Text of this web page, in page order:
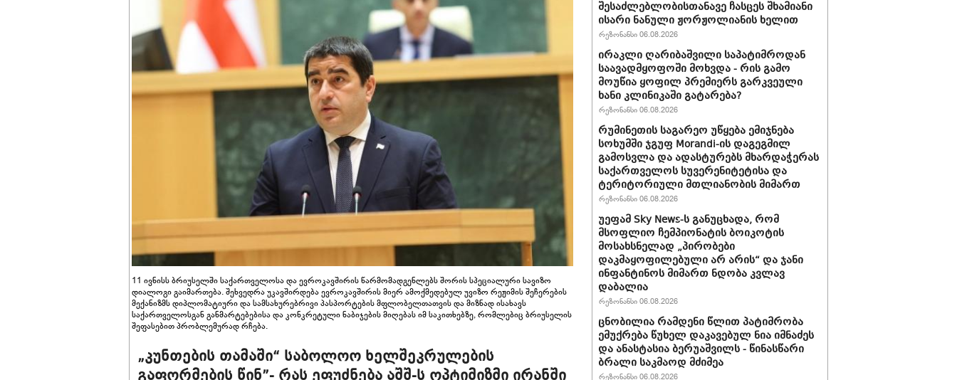
11 ივნისს ბრიუსელში საქართველოსა და ევროკავშირის წარმომადგენლებს შორის სპეციალური სავიზო
დიალოგი გაიმართება. შეხვედრა უკავშირდება ევროკავშირის მიერ ამოქმედებულ უვიზო რეჟიმის შეჩერების
მექანიზმს დიპლომატიური და სამსახურებრივი პასპორტების მფლობელთათვის და მიზნად ისახავს
საქართველოსგან განმარტებებისა და კონკრეტული ნაბიჯების მიღებას იმ საკითხებზე, რომლებიც ბრიუსელის
შეფასებით პრობლემურად რჩება.
„კუნთების თამაში“ საბოლოო ხელშეკრულების
გაფორმების წინ”- რას ეფუძნება აშშ-ს ოპტიმიზმი ირანში
შესაძლებლობისთანავე ჩასცეს შხამიანი
ისარი ნანული ჟორჟოლიანის ხელით
რეზონანსი 06.08.2026
ირაკლი ღარიბაშვილი საპატიმროდან
საავადმყოფოში მოხვდა - რის გამო
მოუწია ყოფილ პრემიერს გარკვეული
ხანი კლინიკაში გატარება?
რეზონანსი 06.08.2026
რუმინეთის საგარეო უწყება ემიჯნება
სოხუმში ჯგუფ Morandi-ის დაგეგმილ
გამოსვლა და ადასტურებს მხარდაჭერას
საქართველოს სუვერენიტეტისა და
ტერიტორიული მთლიანობის მიმართ
რეზონანსი 06.08.2026
უეფამ Sky News-ს განუცხადა, რომ
მსოფლიო ჩემპიონატის ბოიკოტის
მოსახსნელად „პირობები
დაკმაყოფილებული არ არის“ და ჯანი
ინფანტინოს მიმართ ნდობა კვლავ
დაბალია
რეზონანსი 06.08.2026
ცნობილია რამდენი წლით პატიმრობა
ემუქრება წუხელ დაკავებულ ნია იმნაძეს
და ანასტასია ბერუაშვილს - წინასწარი
ბრალი საკმაოდ მძიმეა
რეზონანსი 06.08.2026